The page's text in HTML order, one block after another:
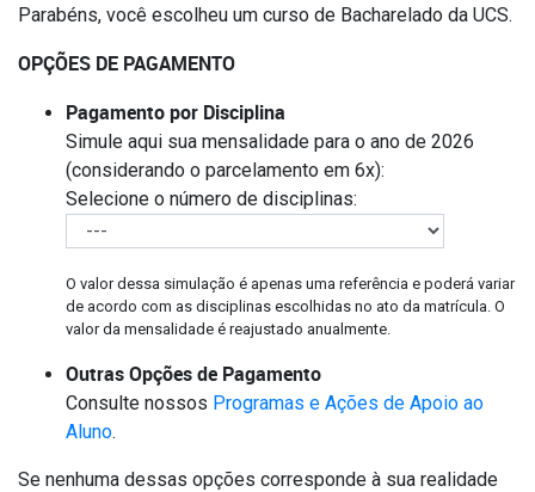
Parabéns, você escolheu um curso de Bacharelado da UCS.
OPÇÕES DE PAGAMENTO
Pagamento por Disciplina
Simule aqui sua mensalidade para o ano de 2026
(considerando o parcelamento em 6x):
Selecione o número de disciplinas:
O valor dessa simulação é apenas uma referência e poderá variar
de acordo com as disciplinas escolhidas no ato da matrícula. O
valor da mensalidade é reajustado anualmente.
Outras Opções de Pagamento
Consulte nossos Programas e Ações de Apoio ao
Aluno.
Se nenhuma dessas opções corresponde à sua realidade